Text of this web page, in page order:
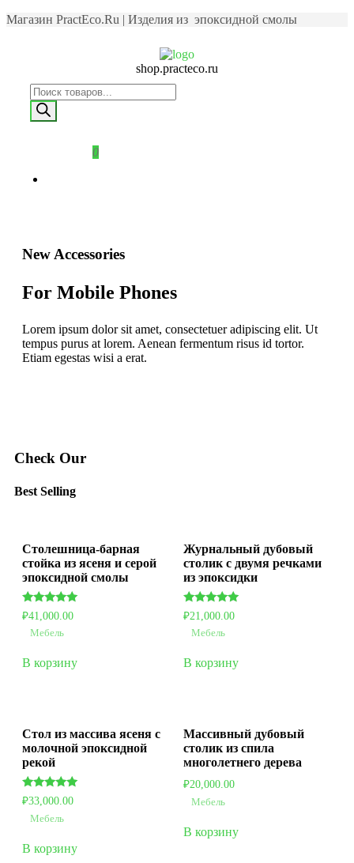
Магазин PractEco.Ru | Изделия из эпоксидной смолы
shop.practeco.ru
0
New Accessories
For Mobile Phones
Lorem ipsum dolor sit amet, consectetuer adipiscing elit. Ut
tempus purus at lorem. Aenean fermentum risus id tortor.
Etiam egestas wisi a erat.
Check Our
Best Selling
Столешница-барная
стойка из ясеня и серой
эпоксидной смолы
Оценка
5.00
из 5
₽41,000.00
Мебель
В корзину
Журнальный дубовый
столик с двумя речками
из эпоксидки
Оценка
5.00
из 5
₽21,000.00
Мебель
В корзину
Стол из массива ясеня с
молочной эпоксидной
рекой
Оценка
5.00
из 5
₽33,000.00
Мебель
В корзину
Массивный дубовый
столик из спила
многолетнего дерева
₽20,000.00
Мебель
В корзину